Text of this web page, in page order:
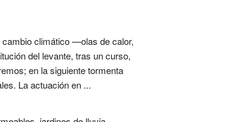
cambio climático —olas de calor,
del levante, tras un curso,
en la siguiente tormenta
La actuación en ...